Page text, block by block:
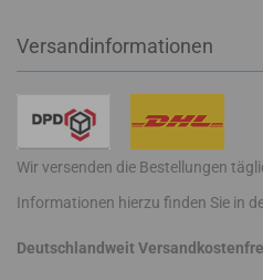
Versandinformationen
Wir versenden die Bestellungen
Informationen hierzu finden Sie in
Deutschlandweit